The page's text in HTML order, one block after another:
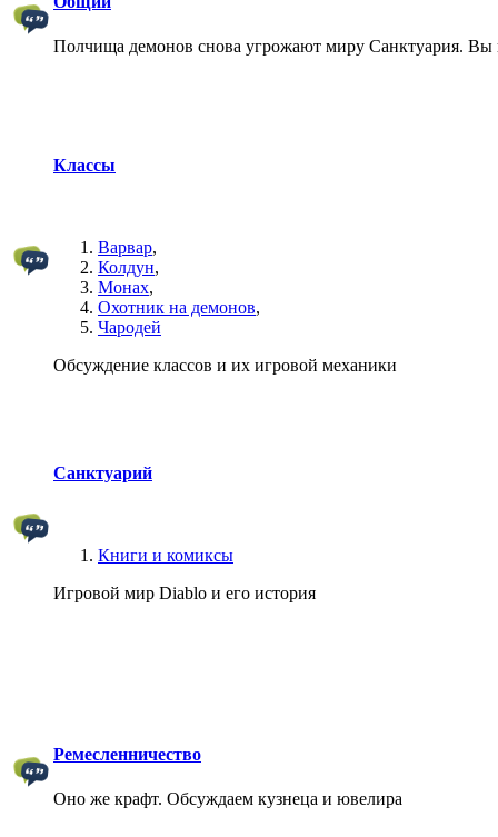
Полчища демонов снова угрожают миру Санктуария. Вы
Классы
Варвар,
Колдун,
Монах,
Охотник на демонов,
Чародей
Обсуждение классов и их игровой механики
Санктуарий
Книги и комиксы
Игровой мир Diablo и его история
Ремесленничество
Оно же крафт. Обсуждаем кузнеца и ювелира